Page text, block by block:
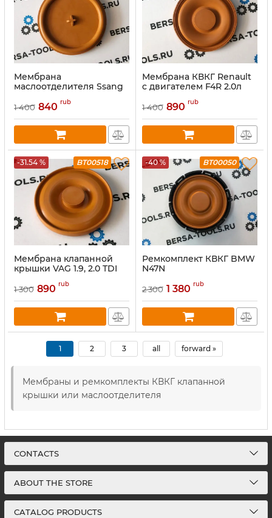
Мембрана
маслоотделителя Ssang
1 400 840 rub
Мембрана КВКГ Renault
c двигателем F4R 2.0л
1 400 890 rub
-31.54 % BT00518
Мембрана клапанной
крышки VAG 1.9, 2.0 TDI
1 300 890 rub
-40 % BT00050
Ремкомплект КВКГ BMW
N47N
2 300 1 380 rub
1 2 3 all forward »
Мембраны и ремкомплекты КВКГ клапанной
крышки или маслоотделителя
CONTACTS
ABOUT THE STORE
CATALOG PRODUCTS